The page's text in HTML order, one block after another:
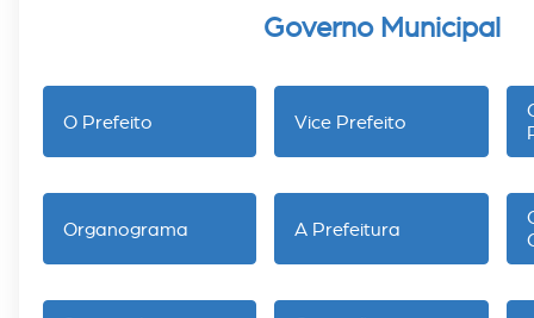
Governo Municipal
O Prefeito Vice Prefeito
Organograma A Prefeitura